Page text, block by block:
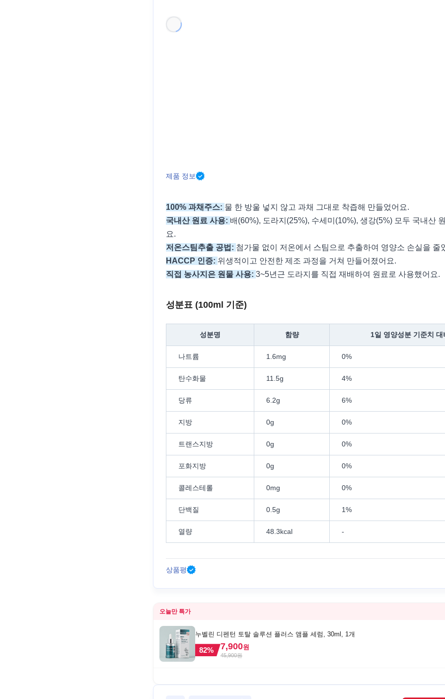
제품 정보
100% 과채주스: 물 한 방울 넣지 않고 과채 그대로 착즙해 만들었어요.
국내산 원료 사용: 배(60%), 도라지(25%), 수세미(10%), 생강(5%) 모두 국내산
요.
저온스팀추출 공법: 첨가물 없이 저온에서 스팀으로 추출하여 영양소 손실을 줄
HACCP 인증: 위생적이고 안전한 제조 과정을 거쳐 만들어졌어요.
직접 농사지은 원물 사용: 3~5년근 도라지를 직접 재배하여 원료로 사용했어요.
성분표 (100ml 기준)
성분명 함량 1일 영양성분 기준치 대
나트륨 1.6mg 0%
탄수화물 11.5g 4%
당류 6.2g 6%
지방 0g 0%
트랜스지방 0g 0%
포화지방 0g 0%
콜레스테롤 0mg 0%
단백질 0.5g 1%
열량 48.3kcal -
상품평
오늘만 특가
누벨린 디펜턴 토탈 솔루션 플러스 앰플 세럼, 30ml, 1개
82% 7,900원
45,900원